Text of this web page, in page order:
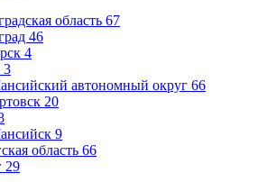
область 67
46
4
3
автономный округ 66
20
9
область 66
29